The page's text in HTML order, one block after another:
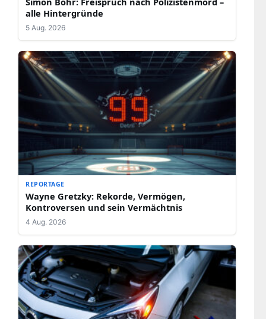
alle Hintergründe
5 Aug. 2026
REPORTAGE
Wayne Gretzky: Rekorde, Vermögen,
Kontroversen und sein Vermächtnis
4 Aug. 2026